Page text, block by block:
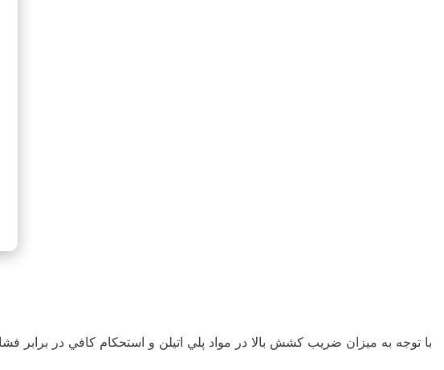
با توجه به ميزان ضريب كشش بالا در مواد پلي اتيلن و استحكام كافي در برابر